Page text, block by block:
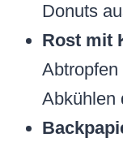
Donuts
Rost mit
Abkühlen